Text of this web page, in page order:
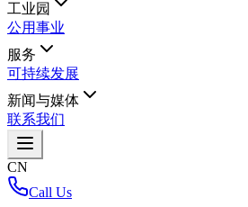
工业园
公用事业
服务
可持续发展
新闻与媒体
联系我们
CN
Call Us